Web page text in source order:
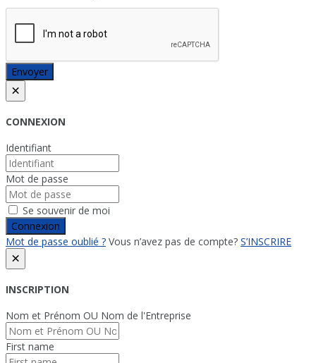
Envoyer
×
CONNEXION
Identifiant
Mot de passe
Se souvenir de moi
Connexion
Mot de passe oublié ? Vous n’avez pas de compte? S’INSCRIRE
×
INSCRIPTION
Nom et Prénom OU Nom de l'Entreprise
First name